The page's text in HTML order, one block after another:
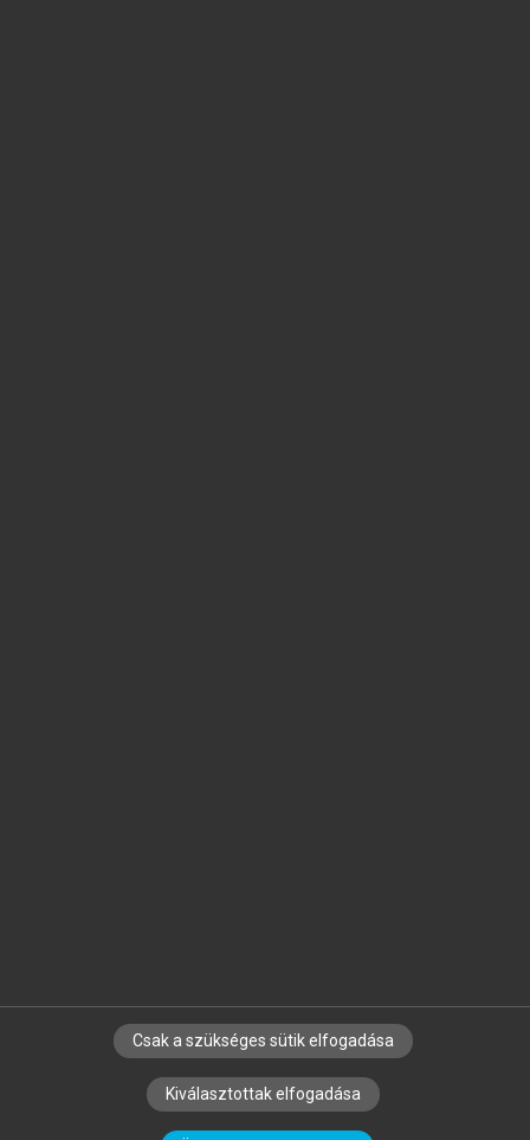
SZERZŐKNEK CÉGEKNEK KÖNYVTÁROSOKNAK
SZERKESZTÉSI ÉS LEKTORÁLÁSI ALAPELVEK
Csak a szükséges sütik elfogadása
Kiválasztottak elfogadása